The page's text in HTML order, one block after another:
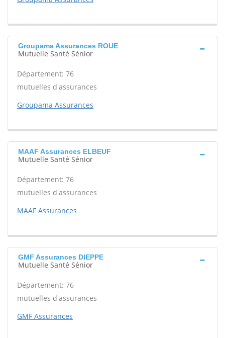
Groupama Assurances ROUE
Mutuelle Santé Sénior
Département: 76
mutuelles d'assurances
Groupama Assurances
MAAF Assurances ELBEUF
Mutuelle Santé Sénior
Département: 76
mutuelles d'assurances
MAAF Assurances
GMF Assurances DIEPPE
Mutuelle Santé Sénior
Département: 76
mutuelles d'assurances
GMF Assurances